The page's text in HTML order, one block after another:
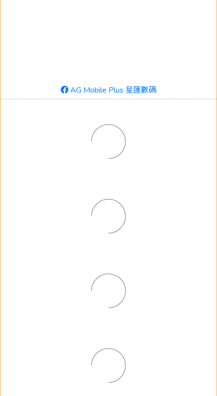
AG Mobile Plus 星匯數碼